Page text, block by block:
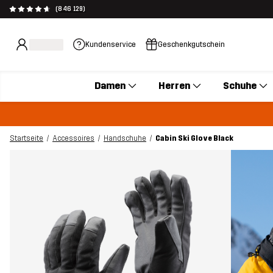
(846 129)
Kundenservice Geschenkgutschein
Damen Herren Schuhe
Startseite Accessoires Handschuhe Cabin Ski Glove Black